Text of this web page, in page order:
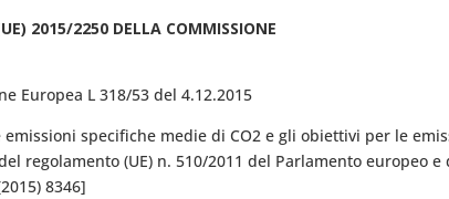
2015/2250 DELLA COMMISSIONE
Europea L 318/53 del 4.12.2015
specifiche medie di CO2 e gli obiettivi per le
regolamento (UE) n. 510/2011 del Parlamento europeo e
8346]